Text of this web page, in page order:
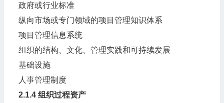
政府或行业标准
纵向市场或专门领域的项目管理知识体系
项目管理信息系统
组织的结构、文化、管理实践和可持续发展
基础设施
人事管理制度
2.1.4 组织过程资产